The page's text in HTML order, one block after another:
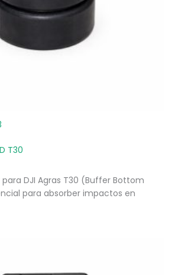
T30
DJI Agras T30 (Buffer Bottom
para absorber impactos en